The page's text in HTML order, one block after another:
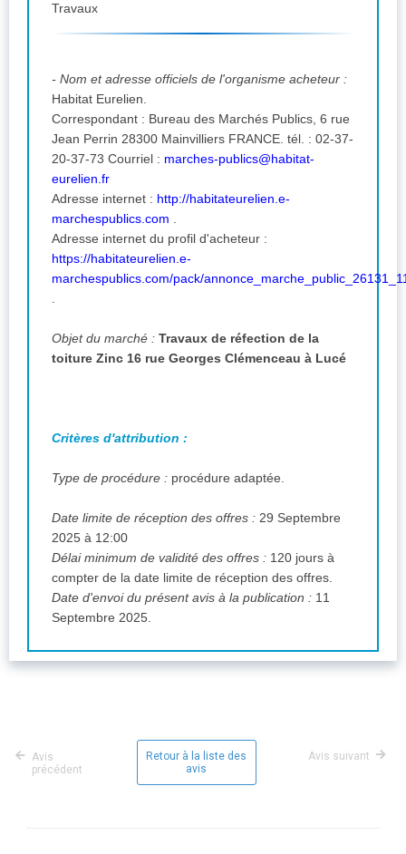
Travaux
- Nom et adresse officiels de l'organisme acheteur :
Habitat Eurelien.
Correspondant : Bureau des Marchés Publics, 6 rue
Jean Perrin 28300 Mainvilliers FRANCE. tél. : 02-37-
20-37-73 Courriel : marches-publics@habitat-
eurelien.fr
Adresse internet : http://habitateurelien.e-
marchespublics.com
Adresse internet du profil d'acheteur :
https://habitateurelien.e-
marchespublics.com/pack/
Objet du marché : Travaux de réfection de la
toiture Zinc 16 rue Georges Clémenceau à Lucé
Critères d'attribution :
Type de procédure : procédure adaptée.
Date limite de réception des offres : 29 Septembre
2025 à 12:00
Délai minimum de validité des offres : 120 jours à
compter de la date limite de réception des offres.
Date d'envoi du présent avis à la publication : 11
Septembre 2025.
Avis
précédent
Retour à la liste des
avis
Avis suivant